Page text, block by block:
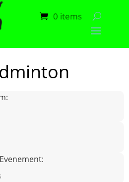
0 items